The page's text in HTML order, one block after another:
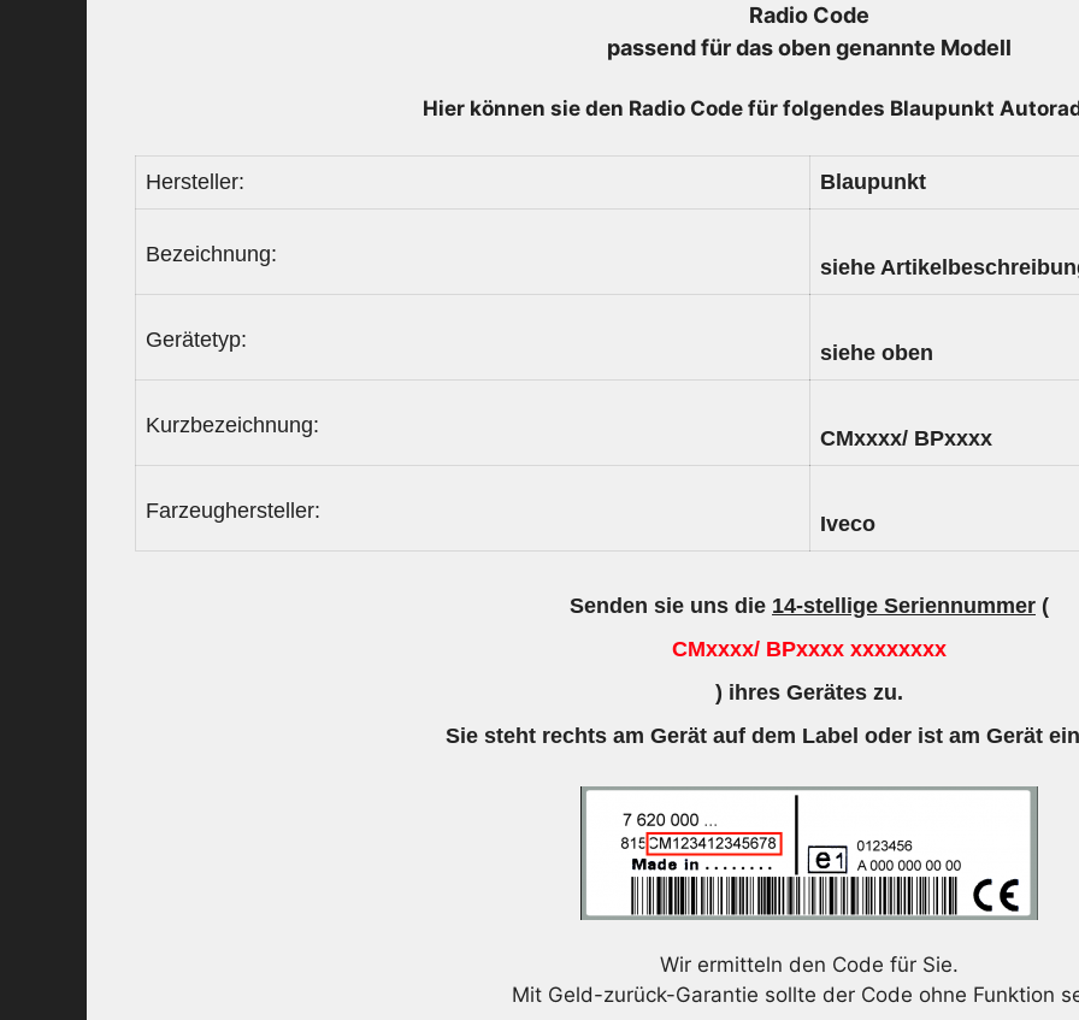
Radio Code
passend für das oben genannte Modell
Hier können sie den Radio Code für folgendes Blaupunkt
Hersteller: Blaupunkt
Bezeichnung:
siehe
Gerätetyp:
siehe oben
Kurzbezeichnung:
CMxxxx/ BPxxxx
Farzeughersteller:
Iveco
Senden sie uns die 14-stellige Seriennummer (
CMxxxx/ BPxxxx xxxxxxxx
) ihres Gerätes zu.
Sie steht rechts am Gerät auf dem Label oder ist am Gerät
Wir ermitteln den Code für Sie.
Mit Geld-zurück-Garantie sollte der Code ohne Funktion